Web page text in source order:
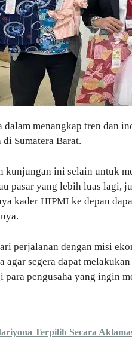
dalam menangkap tren dan
Sumatera Barat.
kunjungan ini selain untuk
pasar yang lebih luas lagi,
kader HIPMI ke depan
perjalanan dengan misi
agar segera dapat
para pengusaha yang ingin
Terpilih Secara